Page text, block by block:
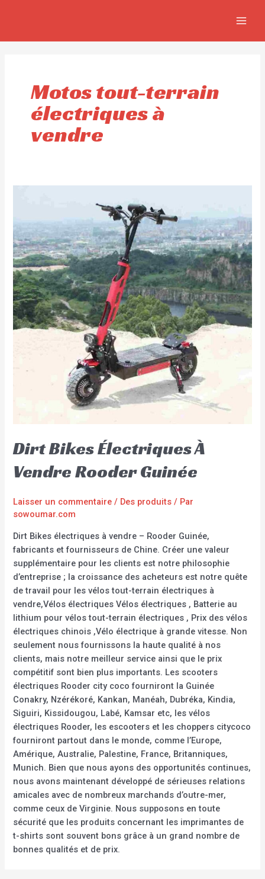
Motos tout-terrain
électriques à
vendre
Dirt Bikes Électriques À
Vendre Rooder Guinée
Laisser un commentaire / Des produits / Par
sowoumar.com
Dirt Bikes électriques à vendre – Rooder Guinée,
fabricants et fournisseurs de Chine. Créer une valeur
supplémentaire pour les clients est notre philosophie
d’entreprise ; la croissance des acheteurs est notre quête
de travail pour les vélos tout-terrain électriques à
vendre,Vélos électriques Vélos électriques , Batterie au
lithium pour vélos tout-terrain électriques , Prix des vélos
électriques chinois ,Vélo électrique à grande vitesse. Non
seulement nous fournissons la haute qualité à nos
clients, mais notre meilleur service ainsi que le prix
compétitif sont bien plus importants. Les scooters
électriques Rooder city coco fourniront la Guinée
Conakry, Nzérékoré, Kankan, Manéah, Dubréka, Kindia,
Siguiri, Kissidougou, Labé, Kamsar etc, les vélos
électriques Rooder, les escooters et les choppers citycoco
fourniront partout dans le monde, comme l’Europe,
Amérique, Australie, Palestine, France, Britanniques,
Munich. Bien que nous ayons des opportunités continues,
nous avons maintenant développé de sérieuses relations
amicales avec de nombreux marchands d’outre-mer,
comme ceux de Virginie. Nous supposons en toute
sécurité que les produits concernant les imprimantes de
t-shirts sont souvent bons grâce à un grand nombre de
bonnes qualités et de prix.